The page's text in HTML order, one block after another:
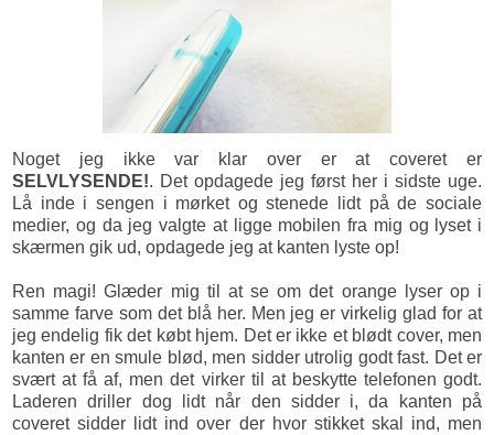
Noget jeg ikke var klar over er at coveret er
SELVLYSENDE!. Det opdagede jeg først her i sidste uge.
Lå inde i sengen i mørket og stenede lidt på de sociale
medier, og da jeg valgte at ligge mobilen fra mig og lyset i
skærmen gik ud, opdagede jeg at kanten lyste op!
Ren magi! Glæder mig til at se om det orange lyser op i
samme farve som det blå her. Men jeg er virkelig glad for at
jeg endelig fik det købt hjem. Det er ikke et blødt cover, men
kanten er en smule blød, men sidder utrolig godt fast. Det er
svært at få af, men det virker til at beskytte telefonen godt.
Laderen driller dog lidt når den sidder i, da kanten på
coveret sidder lidt ind over der hvor stikket skal ind, men